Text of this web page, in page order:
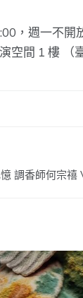
，週一不開
空間 1 樓 （
調香師何宗禧